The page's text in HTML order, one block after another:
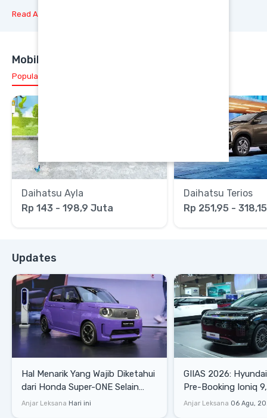
Read All
Mobil Daihatsu Pilihan
Popular
Daihatsu Ayla
Rp 143 - 198,9 Juta
Daihatsu Terios
Rp 251,95 -
Updates
Hal Menarik Yang Wajib Diketahui
dari Honda Super-ONE Selain
Harga
Anjar Leksana Hari ini
GIIAS 2026:
Pre-Booking Ioniq
Rp1,49 Miliar
Anjar Leksana 06 Agu,